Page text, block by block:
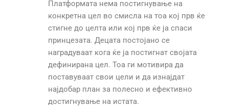
Платформата нема постигнување на
конкретна цел во смисла на тоа кој прв ќе
стигне до целта или кој прв ќе ја спаси
принцезата. Децата постојано се
наградуваат кога ќе ја постигнат својата
дефинирана цел. Тоа ги мотивира да
поставуваат свои цели и да изнајдат
најдобар план за полесно и ефективно
достигнување на истата.